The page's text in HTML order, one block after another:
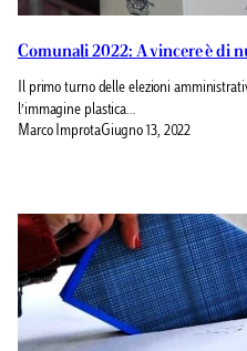
Comunali 2022: A vincere è di
Il primo turno delle elezioni
l’immagine plastica…
Marco ImprotaGiugno 13, 2022